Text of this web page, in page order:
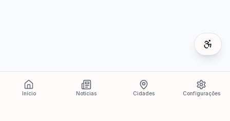
Início Notícias Cidades Configurações